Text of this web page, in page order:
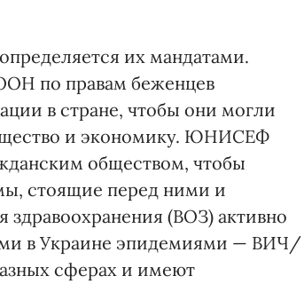
их мандатами.
по правам беженцев
в стране, чтобы они могли
и экономику. ЮНИСЕФ
обществом, чтобы
стоящие перед ними и
здравоохранения (ВОЗ) активно
в Украине эпидемиями — ВИЧ/
сферах и имеют